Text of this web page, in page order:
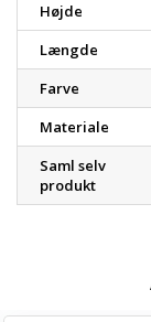
Højde
Længde
Farve
Materiale
Saml selv
produkt